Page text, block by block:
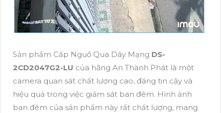
Sản phẩm Cấp Nguồ Qua Dây Mạng DS-
2CD2047G2-LU của hãng An Thành Phát là một
camera quan sát chất lượng cao, đáng tin cậy và
hiệu quả trong việc giám sát ban đêm. Hình ảnh
ban đêm của sản phẩm này rất chất lượng, mang